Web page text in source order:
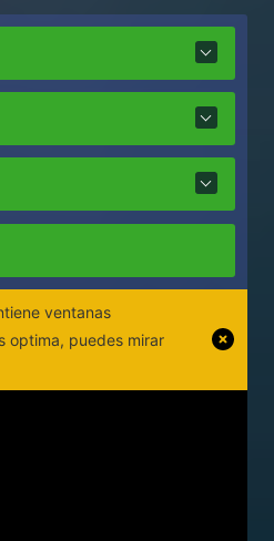
ventanas
optima, puedes mirar